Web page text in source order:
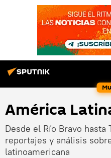
América
Desde el Río Bravo
reportajes y análisis
latinoamericana